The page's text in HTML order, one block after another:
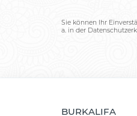
Sie können Ihr
a. in der
BURKALIFA